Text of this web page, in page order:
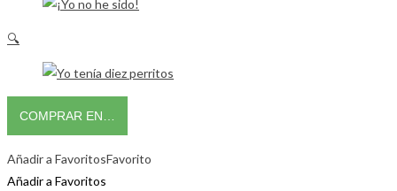
🔍
COMPRAR EN…
Añadir a FavoritosFavorito
Añadir a Favoritos